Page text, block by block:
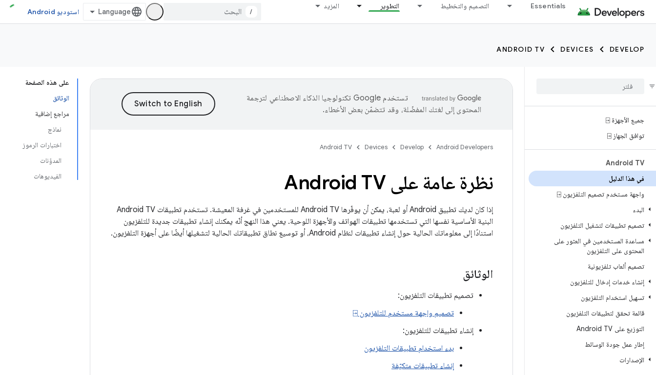
Essentials التصميم والتخطيط التطوير المزيد
/ استوديو Android
DEVELOP
DEVICES
ANDROID TV
جميع الأجهزة ⍈
توافق الجهاز ⍈
Android TV
في هذا الدليل
واجهة مستخدم تصميم التلفزيون ⍈
البدء
تصميم تطبيقات لتشغيل التلفزيون
مساعدة المستخدمين في العثور على
المحتوى على التلفزيون
تصميم ألعاب تلفزيونية
إنشاء خدمات إدخال للتلفزيون
تسهيل استخدام التلفزيون
قائمة تحقق لتطبيقات التلفزيون
التوزيع على Android TV
إطار عمل جودة الوسائط
الإصدارات
على هذه الصفحة
الوثائق
مراجع إضافية
نماذج
اختبارات الرموز
المدوّنات
الفيديوهات
تستخدم Google تكنولوجيا الذكاء الاصطناعي لترجمة
المحتوى إلى لغتك المفضّلة، وقد تتضمّن بعض الأخطاء.
Android Developers
Develop
Devices
Android TV
نظرة عامة على Android TV
إذا كان لديك تطبيق Android أو لعبة، يمكن أن يوفّرها Android TV للمستخدمين في غرفة المعيشة. تستخدم تطبيقات Android TV
البنية الأساسية نفسها التي تستخدمها تطبيقات الهواتف والأجهزة اللوحية. يعني هذا النهج أنّه يمكنك إنشاء تطبيقات جديدة للتلفزيون
استنادًا إلى معلوماتك الحالية حول إنشاء تطبيقات لنظام Android، أو توسيع نطاق تطبيقاتك الحالية لتشغيلها أيضًا على أجهزة التلفزيون.
الوثائق
تصميم تطبيقات التلفزيون:
تصميم واجهة مستخدم للتلفزيون ⍈
إنشاء تطبيقات للتلفزيون:
بدء استخدام تطبيقات التلفزيون
إنشاء تطبيقات متكيّفة